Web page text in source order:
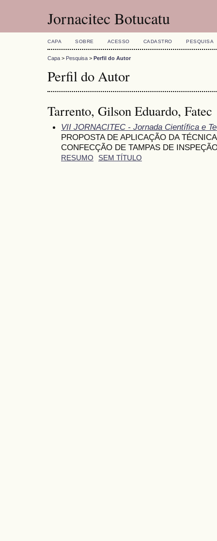
Jornacitec Botucatu
CAPA SOBRE ACESSO CADASTRO PESQUISA
Capa > Pesquisa > Perfil do Autor
Perfil do Autor
Tarrento, Gilson Eduardo, Fatec
VII JORNACITEC - Jornada Científica e
PROPOSTA DE APLICAÇÃO DA
CONFECÇÃO DE TAMPAS DE
RESUMO SEM TÍTULO